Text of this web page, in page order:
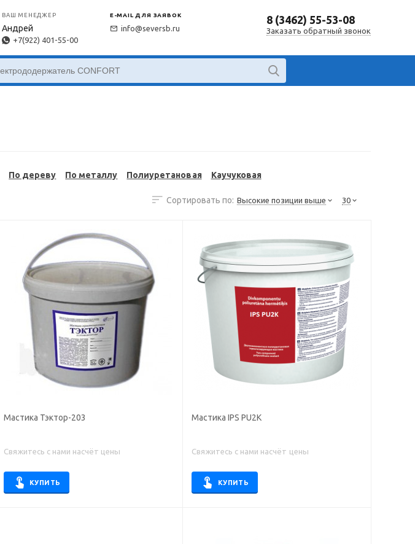
ВАШ МЕНЕДЖЕР
Андрей
+7(922) 401-55-00
E-MAIL ДЛЯ ЗАЯВОК
info@seversb.ru
8 (3462) 55-53-08
Заказать обратный звонок
По дереву По металлу Полиуретановая Каучуковая
Сортировать по: Высокие позиции выше 30
Мастика Тэктор-203
Свяжитесь с нами насчёт цены
КУПИТЬ
Мастика IPS PU2K
Свяжитесь с нами насчёт цены
КУПИТЬ